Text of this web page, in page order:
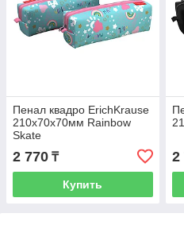
Пенал квадро ErichKrause
210x70x70мм Rainbow
Skate
2 770 ₸
Купить
2